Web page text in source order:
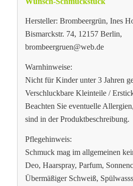
Hersteller: Brombeergrün, Ines
Bismarckstr. 74, 12157 Berlin,
brombeergruen@web.de
Warnhinweise:
Nicht für Kinder unter 3 Jahren
Verschluckbare Kleinteile /
Beachten Sie eventuelle
sind in der Produktbeschreibung.
Pflegehinweis:
Schmuck mag im allgemeinen
Deo, Haarspray, Parfum,
Übermäßiger Schweiß,